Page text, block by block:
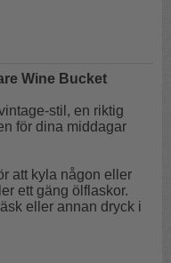
Wine Bucket
stil, en riktig
för dina middagar
att kyla någon eller
ett gäng ölflaskor.
eller annan dryck i